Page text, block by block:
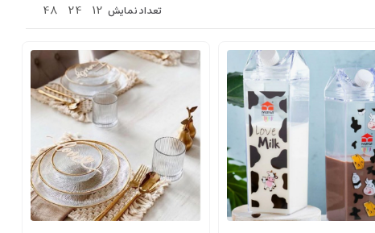
تعداد نمایش 12
24
48